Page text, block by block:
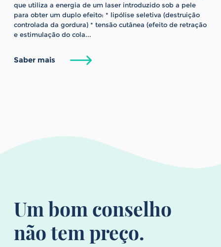
que utiliza a energia de um laser introduzido sob a pele
para obter um duplo efeito: * lipólise seletiva (destruição
controlada da gordura) * tensão cutânea (efeito de retração
e estimulação do cola...
Saber mais
Um bom conselho
não tem preço.